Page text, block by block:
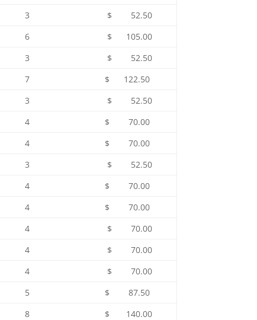
3
$ 52.50
6
$ 105.00
3
$ 52.50
7
$ 122.50
3
$ 52.50
4
$ 70.00
4
$ 70.00
3
$ 52.50
4
$ 70.00
4
$ 70.00
4
$ 70.00
4
$ 70.00
4
$ 70.00
5
$ 87.50
8
$ 140.00